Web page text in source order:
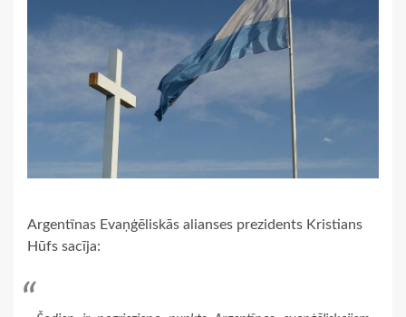
Argentīnas Evaņģēliskās alianses prezidents Kristians
Hūfs sacīja: